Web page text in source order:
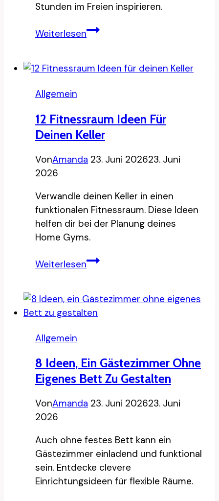
Stunden im Freien inspirieren.
Weiterlesen12
Ideen
Stunden
im
Freien
Allgemein
12 Fitnessraum Ideen Für
Deinen Keller
VonAmanda 23. Juni 202623. Juni
2026
Verwandle deinen Keller in einen
funktionalen Fitnessraum. Diese Ideen
helfen dir bei der Planung deines
Home Gyms.
Weiterlesen12
für
deinen
Allgemein
8 Ideen, Ein Gästezimmer Ohne
Eigenes Bett Zu Gestalten
VonAmanda 23. Juni 202623. Juni
2026
Auch ohne festes Bett kann ein
Gästezimmer einladend und funktional
sein. Entdecke clevere
Einrichtungsideen für flexible Räume.